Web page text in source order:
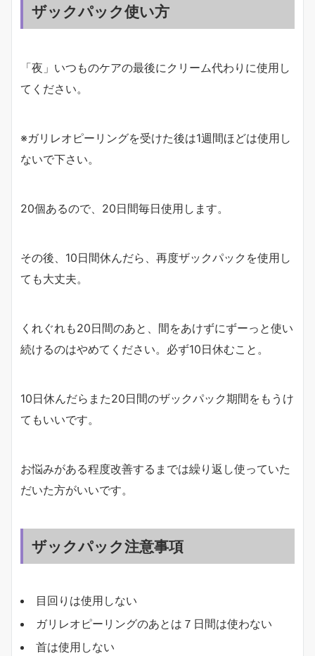
ザックパック使い方
「夜」いつものケアの最後にクリーム代わりに使用し
てください。
※ガリレオピーリングを受けた後は1週間ほどは使用し
ないで下さい。
20個あるので、20日間毎日使用します。
その後、10日間休んだら、再度ザックパックを使用し
ても大丈夫。
くれぐれも20日間のあと、間をあけずにずーっと使い
続けるのはやめてください。必ず10日休むこと。
10日休んだらまた20日間のザックパック期間をもうけ
てもいいです。
お悩みがある程度改善するまでは繰り返し使っていた
だいた方がいいです。
ザックパック注意事項
目回りは使用しない
ガリレオピーリングのあとは７日間は使わない
首は使用しない